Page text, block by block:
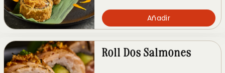
Añadir
Roll Dos Salmones